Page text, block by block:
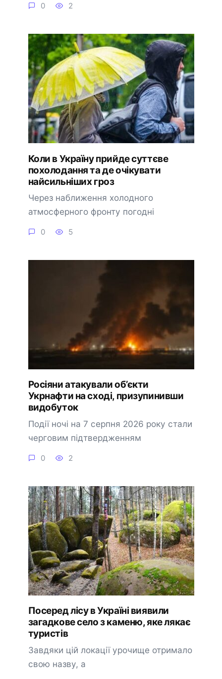
0 2
Коли в Україну прийде суттєве
похолодання та де очікувати
найсильніших гроз
Через наближення холодного
атмосферного фронту погодні
0 5
Росіяни атакували об’єкти
Укрнафти на сході, призупинивши
видобуток
Події ночі на 7 серпня 2026 року стали
черговим підтвердженням
0 2
Посеред лісу в Україні виявили
загадкове село з каменю, яке лякає
туристів
Завдяки цій локації урочище отримало
свою назву, а